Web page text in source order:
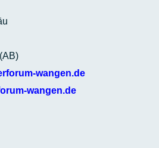
wangen.de
wangen.de